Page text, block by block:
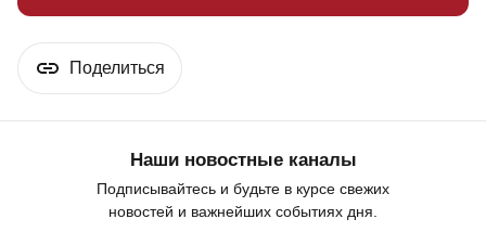
Поделиться
Наши новостные каналы
Подписывайтесь и будьте в курсе свежих
новостей и важнейших событиях дня.